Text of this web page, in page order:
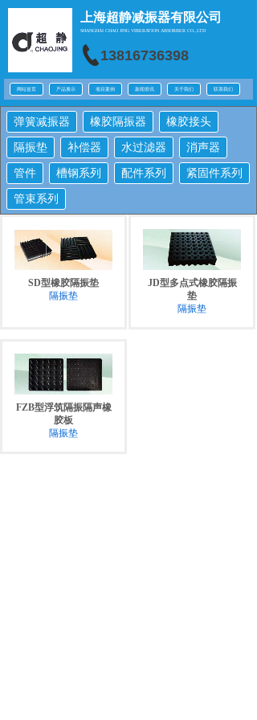
13816736398
上海超静减振器有限公司
SHANGHAI CHAO JING VIBERATION ABSORBER CO.,LTD
网站首页 产品展示 项目案例 新闻资讯 关于我们 联系我们
弹簧减振器 橡胶隔振器
橡胶接头
隔振垫
补偿器 水过滤器
消声器
管件
槽钢系列 配件系列
紧固件系列
管束系列
SD型橡胶隔振垫
隔振垫
JD型多点式橡胶隔振
垫
隔振垫
FZB型浮筑隔振隔声橡
胶板
隔振垫